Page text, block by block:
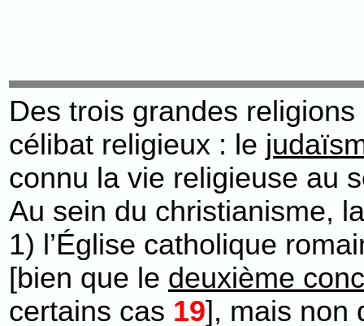
Des trois grandes
célibat religieux : le
connu la vie religieuse au
Au sein du christianisme,
1) l’Église catholique
[bien que le deuxième
certains cas 19], mais non